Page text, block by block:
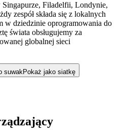
Filadelfii, Londynie,
zespół składa się z lokalnych
w dziedzinie oprogramowania do
świata obsługujemy za
globalnej sieci
suwakPokaż jako siatkę